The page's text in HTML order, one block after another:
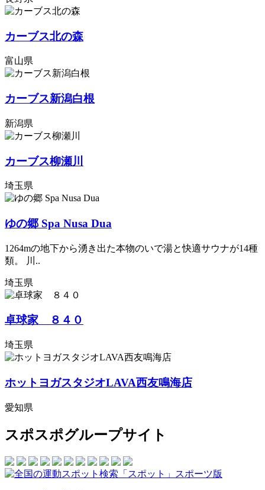
カーブス北の森
富山県
カーブス新潟白根
新潟県
カーブス柳瀬川
埼玉県
ゆの郷 Spa Nusa Dua
1264mの地下から湧き出た本物のいで湯と快適サウナが14種
類。 川..
埼玉県
卓球家 ８４０
埼玉県
ホットヨガスタジオLAVA西友鳴海店
愛知県
スポスポグループサイト